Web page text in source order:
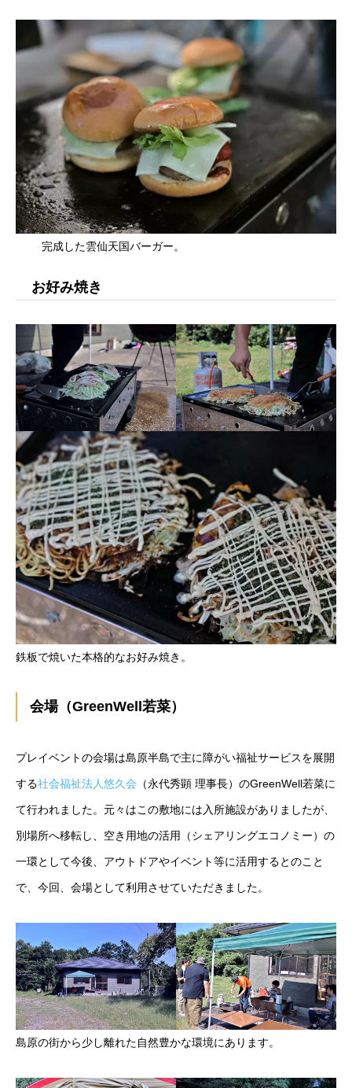
完成した雲仙天国バーガー。
お好み焼き
鉄板で焼いた本格的なお好み焼き。
会場（GreenWell若菜）
プレイベントの会場は島原半島で主に障がい福祉サービスを展開
する社会福祉法人悠久会 （永代秀顕 理事長）のGreenWell若菜に
て行われました。元々はこの敷地には入所施設がありましたが、
別場所へ移転し、空き用地の活用（シェアリングエコノミー）の
一環として今後、アウトドアやイベント等に活用するとのこと
で、今回、会場として利用させていただきました。
島原の街から少し離れた自然豊かな環境にあります。